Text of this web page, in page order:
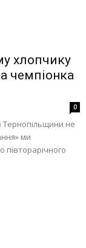
хлопчику
чемпіонка
0
Тернопільщини не
ми
півторарічного